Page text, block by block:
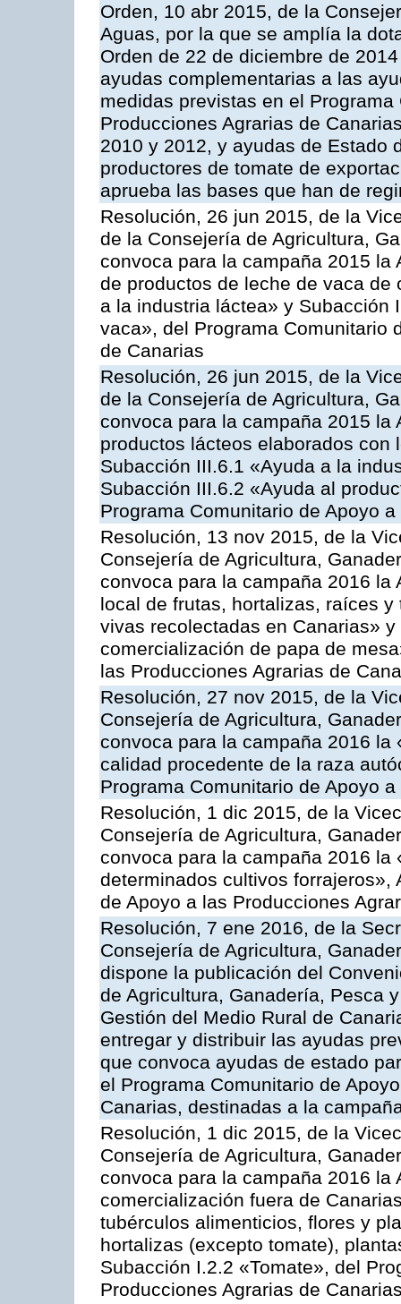
Orden, 10 abr 2015, de la
Aguas, por la que se amplía la
Orden de 22 de diciembre de
ayudas complementarias a las
medidas previstas en el
Producciones Agrarias de
2010 y 2012, y ayudas de Estado
productores de tomate de
aprueba las bases que han de
Resolución, 26 jun 2015, de la
de la Consejería de Agricultura,
convoca para la campaña 2015
de productos de leche de vaca
a la industria láctea» y Subacción
vaca», del Programa Comunitario
de Canarias
Resolución, 26 jun 2015, de la
de la Consejería de Agricultura,
convoca para la campaña 2015
productos lácteos elaborados
Subacción III.6.1 «Ayuda a la
Subacción III.6.2 «Ayuda al
Programa Comunitario de Apoyo
Resolución, 13 nov 2015, de la
Consejería de Agricultura,
convoca para la campaña 2016
local de frutas, hortalizas, raíces
vivas recolectadas en Canarias»
comercialización de papa de
las Producciones Agrarias de
Resolución, 27 nov 2015, de la
Consejería de Agricultura,
convoca para la campaña 2016
calidad procedente de la raza
Programa Comunitario de Apoyo
Resolución, 1 dic 2015, de la
Consejería de Agricultura,
convoca para la campaña 2016 la
determinados cultivos forrajeros»,
de Apoyo a las Producciones
Resolución, 7 ene 2016, de la
Consejería de Agricultura,
dispone la publicación del
de Agricultura, Ganadería, Pesca
Gestión del Medio Rural de
entregar y distribuir las ayudas
que convoca ayudas de estado
el Programa Comunitario de
Canarias, destinadas a la
Resolución, 1 dic 2015, de la
Consejería de Agricultura,
convoca para la campaña 2016 la
comercialización fuera de
tubérculos alimenticios, flores y
hortalizas (excepto tomate),
Subacción I.2.2 «Tomate», del
Producciones Agrarias de